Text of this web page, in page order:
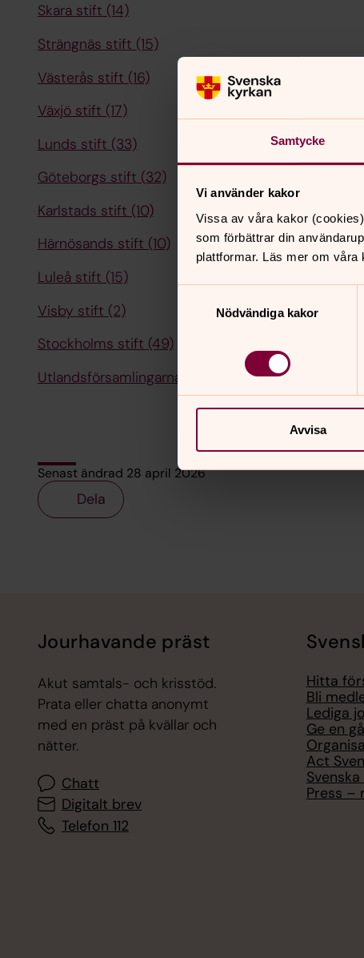
Samtycke
Vi använder kakor
Vissa av våra kakor
som förbättrar din
plattformar. Läs mer om våra
Nödvändiga kakor
Avvisa
Skara stift (14)
Strängnäs stift (15)
Västerås stift (16)
Växjö stift (17)
Lunds stift (33)
Göteborgs stift (32)
Karlstads stift (10)
Härnösands stift (10)
Luleå stift (15)
Visby stift (2)
Stockholms stift (49)
Utlandsförsamlingarna (2)
Senast ändrad 28 april 2026
Dela
Jourhavande präst
Akut samtals- och krisstöd.
Prata eller chatta anonymt
med en präst på kvällar och
nätter.
Chatt
Digitalt brev
Telefon 112
Hitta
Bli
Lediga
Ge en
Act
Press –